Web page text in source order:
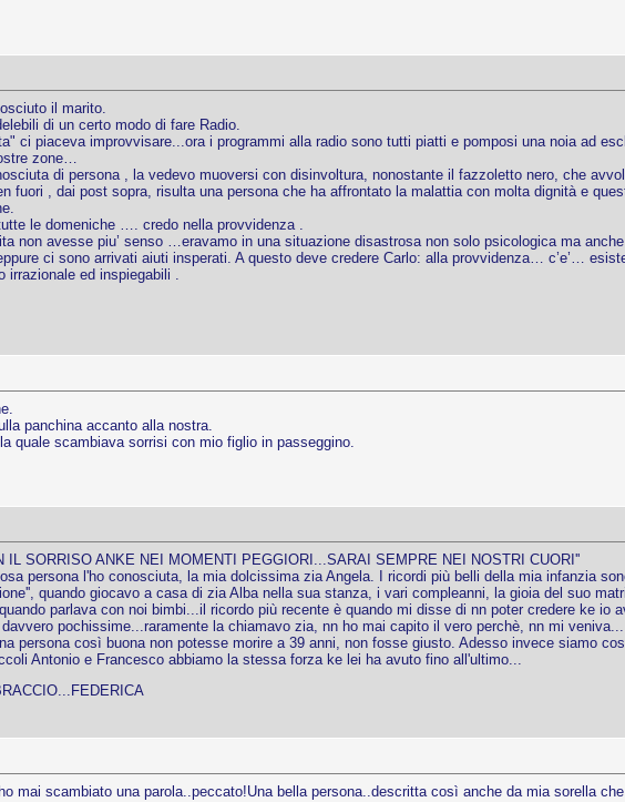
il marito.
di un certo modo di fare Radio.
ci piaceva improvvisare...ora i programmi alla radio sono tutti piatti e pomposi una noia ad
zone…
di persona , la vedevo muoversi con disinvoltura, nonostante il fazzoletto nero, che
fuori , dai post sopra, risulta una persona che ha affrontato la malattia con molta dignità e
le domeniche …. credo nella provvidenza .
non avesse piu’ senso …eravamo in una situazione disastrosa non solo psicologica ma
ci sono arrivati aiuti insperati. A questo deve credere Carlo: alla provvidenza… c’e’…
irrazionale ed inspiegabili .
panchina accanto alla nostra.
quale scambiava sorrisi con mio figlio in passeggino.
IL SORRISO ANKE NEI MOMENTI PEGGIORI...SARAI SEMPRE NEI NOSTRI CUORI''
persona l'ho conosciuta, la mia dolcissima zia Angela. I ricordi più belli della mia infanzia
quando giocavo a casa di zia Alba nella sua stanza, i vari compleanni, la gioia del suo
parlava con noi bimbi...il ricordo più recente è quando mi disse di nn poter credere ke io
pochissime...raramente la chiamavo zia, nn ho mai capito il vero perchè, nn mi
persona così buona non potesse morire a 39 anni, non fosse giusto. Adesso invece siamo
Antonio e Francesco abbiamo la stessa forza ke lei ha avuto fino all'ultimo...
mai scambiato una parola..peccato!Una bella persona..descritta così anche da mia sorella